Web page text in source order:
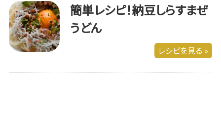
簡単レシピ！納豆しらすまぜ
うどん
レシピを見る »